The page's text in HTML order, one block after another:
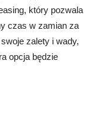
który pozwala
czas w zamian za
zalety i wady,
opcja będzie